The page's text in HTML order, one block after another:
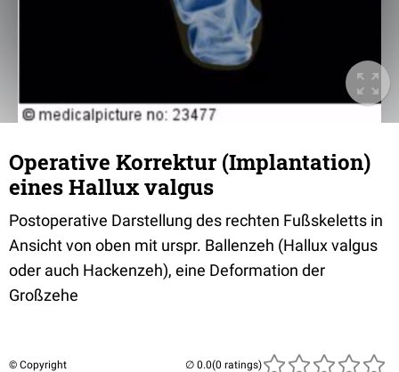
Operative Korrektur (Implantation)
eines Hallux valgus
Postoperative Darstellung des rechten Fußskeletts in
Ansicht von oben mit urspr. Ballenzeh (Hallux valgus
oder auch Hackenzeh), eine Deformation der
Großzehe
© Copyright (0 ratings)